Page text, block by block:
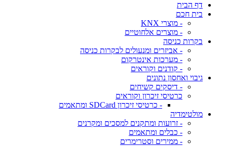
דף הבית
בית חכם
- מוצרי KNX
- מוצרים אלחוטיים
בקרות כניסה
- אביזרים ומנעולים לבקרות כניסה
- מערכות אינטרקום
- קודנים וקוראים
גיבוי ואחסון נתונים
- דיסקים קשיחים
כרטיסי זיכרון וקוראים
- כרטיסי זיכרון SDCard ומתאמים
מולטימדיה
- זרועות ומתקנים למסכים ומקרנים
- כבלים ומתאמים
- ממירים וסטרימרים